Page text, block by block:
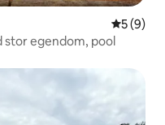
5 av 5 i
5 (9)
stor egendom, pool